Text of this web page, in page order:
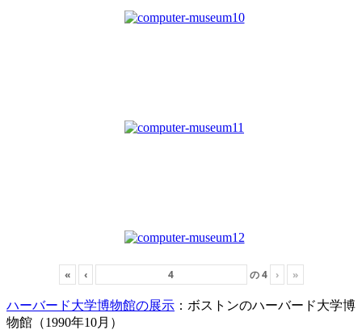
« ‹ の4 › »
ハーバード大学博物館の展示 ：ボストンのハーバード大学博
物館（1990年10月）